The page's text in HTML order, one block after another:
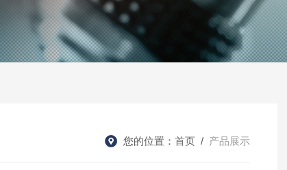
您的位置： 首页 / 产品展示